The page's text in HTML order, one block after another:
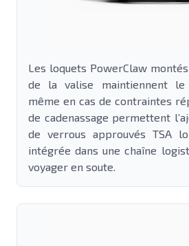
Les loquets PowerClaw
de la valise maintiennent le
même en cas de contraintes
de cadenassage permettent
de verrous approuvés TSA
intégrée dans une chaîne
voyager en soute.